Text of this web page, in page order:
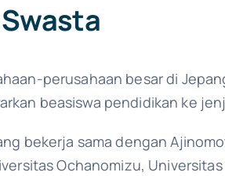
perusahaan besar di
beasiswa pendidikan ke
bekerja sama dengan
Ochanomizu,